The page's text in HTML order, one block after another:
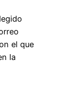
el que
la